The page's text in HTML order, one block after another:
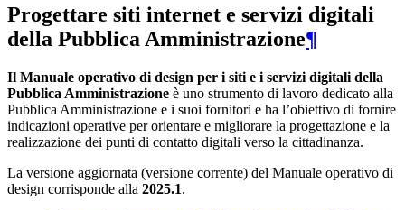
Progettare siti internet e servizi digitali
della Pubblica Amministrazione¶
Il Manuale operativo di design per i siti e i servizi digitali della
Pubblica Amministrazione è uno strumento di lavoro dedicato alla
Pubblica Amministrazione e i suoi fornitori e ha l’obiettivo di fornire
indicazioni operative per orientare e migliorare la progettazione e la
realizzazione dei punti di contatto digitali verso la cittadinanza.
La versione aggiornata (versione corrente) del Manuale operativo di
design corrisponde alla 2025.1.